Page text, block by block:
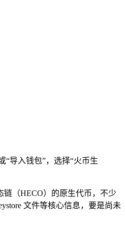
“导入钱包”，选择“火币生
链（HECO）的原生代币，不少
文件等核心信息，要是尚未